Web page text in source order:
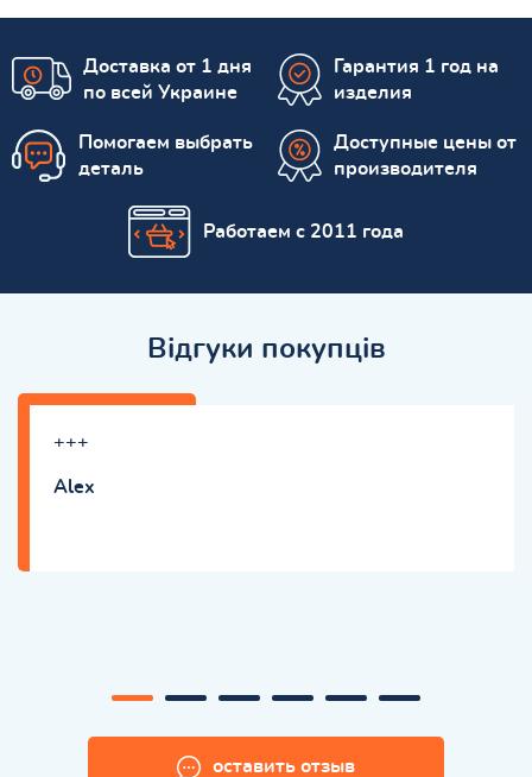
Доставка от 1 дня
по всей Украине
Гарантия 1 год на
изделия
Помогаем выбрать
деталь
Доступные цены от
производителя
Работаем с 2011 года
Відгуки покупців
+++
Alex
оставить отзыв